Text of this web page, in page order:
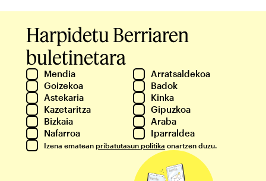
Harpidetu Berriaren
buletinetara
Mendia
Arratsaldekoa
Goizekoa
Badok
Astekaria
Kinka
Kazetaritza
Gipuzkoa
Bizkaia
Araba
Nafarroa
Iparraldea
Izena ematean pribatutasun politika onartzen duzu.